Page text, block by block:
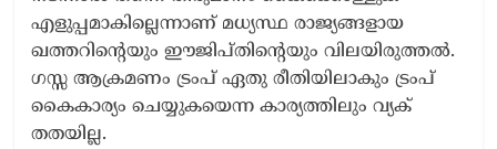
എളുപ്പമാകില്ലെന്നാണ്​ മധ്യസ്ഥ രാജ്യങ്ങളായ
ഖത്തറിന്‍റെയും ഈജിപ്തിന്‍റെയും വിലയിരുത്തൽ.
ഗ​സ്സ ആ​ക്ര​മ​ണം ട്രം​പ് ഏ​തു രീ​തി​യി​ലാകും ട്രംപ്​
കൈ​കാ​ര്യം ചെ​യ്യു​കയെ​ന്ന കാ​ര്യ​ത്തിലും വ്യക്​
തതയില്ല.